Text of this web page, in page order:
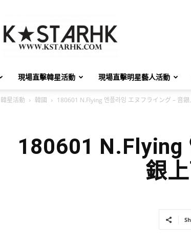
Star
HK
現場直擊韓星活動 現場直擊明星藝人活動
韓星活動 韓國 180601 N.Flying 엔플라잉 エヌフライング – 音
180601 N.Flying
銀